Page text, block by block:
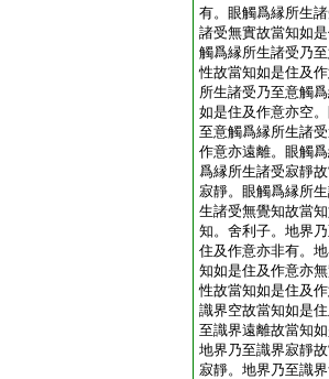
有。眼觸爲縁所生
諸受無實故當知如
觸爲縁所生諸受乃
性故當知如是住及
所生諸受乃至意觸
如是住及作意亦空
至意觸爲縁所生諸
作意亦遠離。眼觸
爲縁所生諸受寂靜
寂靜。眼觸爲縁所
生諸受無覺知故當
知。舍利子。地界
住及作意亦非有。
知如是住及作意亦
性故當知如是住及
識界空故當知如是
至識界遠離故當知
地界乃至識界寂靜
寂靜。地界乃至識